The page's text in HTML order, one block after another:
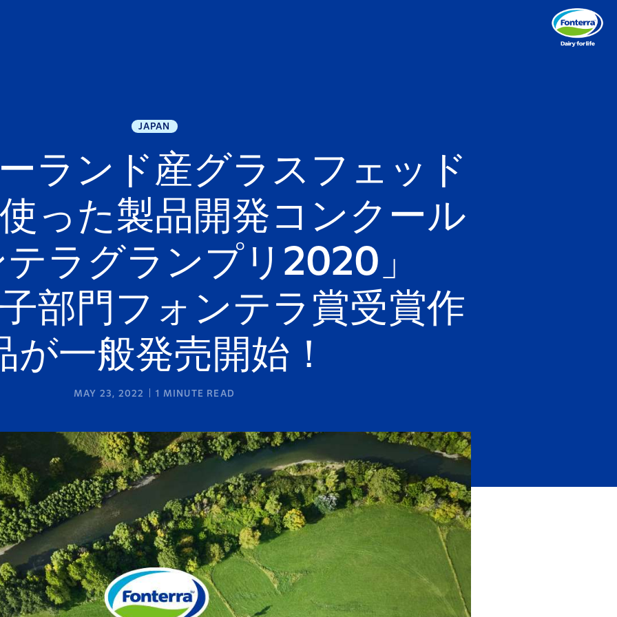
JAPAN
ランド産グラスフェッド
った製品開発コンクール
テラグランプリ2020」
部門フォンテラ賞受賞作
が一般発売開始！
MAY 23, 2022 1 MINUTE READ